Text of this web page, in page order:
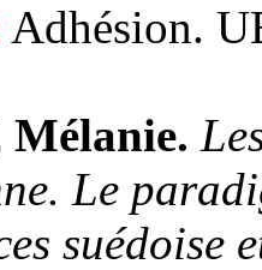
Adhésion.
Le
suédoise